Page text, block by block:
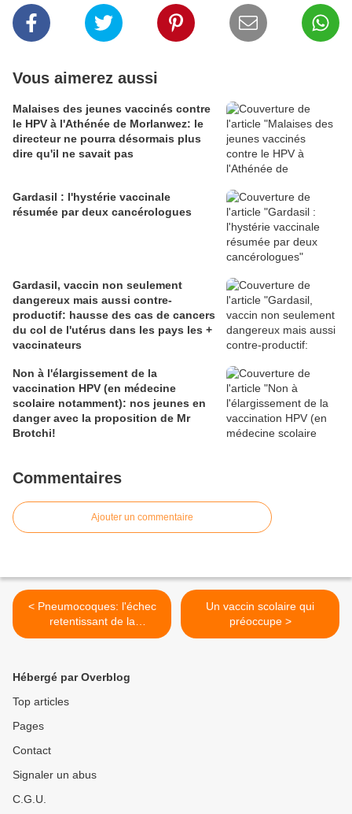
Vous aimerez aussi
Malaises des jeunes vaccinés contre
le HPV à l'Athénée de Morlanwez: le
directeur ne pourra désormais plus
dire qu'il ne savait pas
Gardasil : l'hystérie vaccinale
résumée par deux cancérologues
Gardasil, vaccin non seulement
dangereux mais aussi contre-
productif: hausse des cas de cancers
du col de l'utérus dans les pays les +
vaccinateurs
Non à l'élargissement de la
vaccination HPV (en médecine
scolaire notamment): nos jeunes en
danger avec la proposition de Mr
Brotchi!
Commentaires
Ajouter un commentaire
< Pneumocoques: l'échec
retentissant de la
vaccination
Un vaccin scolaire qui
préoccupe >
Hébergé par Overblog
Top articles
Pages
Contact
Signaler un abus
C.G.U.